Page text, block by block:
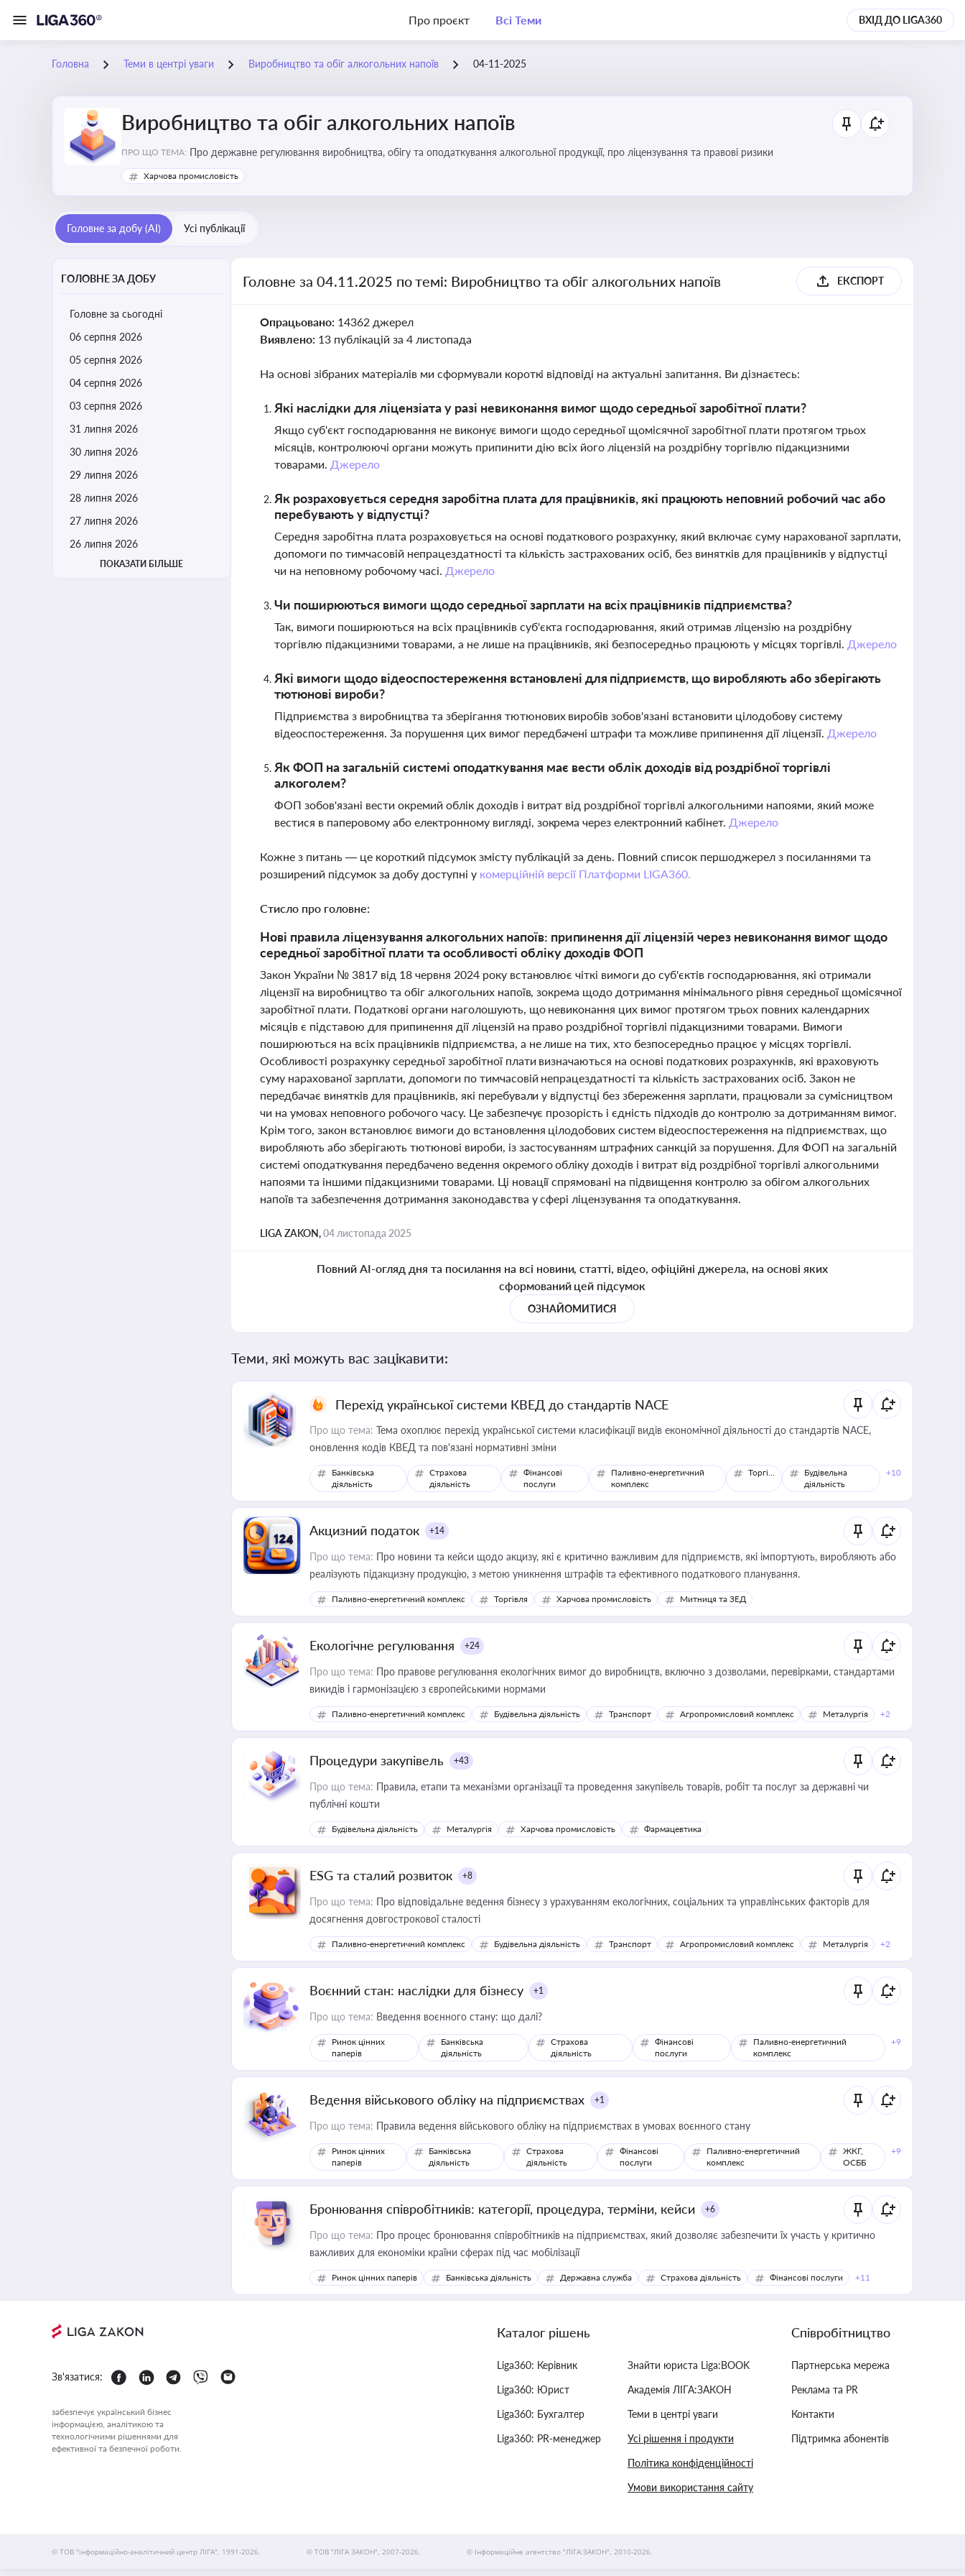
Про проєкт Всі Теми ВХІД ДО LIGA360
Головна Теми в центрі уваги Виробництво та обіг алкогольних напоїв 04-11-2025
Виробництво та обіг алкогольних напоїв
ПРО ЩО ТЕМА: Про державне регулювання виробництва, обігу та оподаткування алкогольної продукції, про ліцензування та правові ризики
Харчова промисловість
Головне за добу (AI) Усі публікації
ГОЛОВНЕ ЗА ДОБУ
Головне за сьогодні
06 серпня 2026
05 серпня 2026
04 серпня 2026
03 серпня 2026
31 липня 2026
30 липня 2026
29 липня 2026
28 липня 2026
27 липня 2026
26 липня 2026
ПОКАЗАТИ БІЛЬШЕ
Головне за 04.11.2025 по темі: Виробництво та обіг алкогольних напоїв ЕКСПОРТ
Опрацьовано: 14362 джерел
Виявлено: 13 публікацій за 4 листопада
На основі зібраних матеріалів ми сформували короткі відповіді на актуальні запитання. Ви дізнаєтесь:
Які наслідки для ліцензіата у разі невиконання вимог щодо середньої заробітної плати?
Якщо суб'єкт господарювання не виконує вимоги щодо середньої щомісячної заробітної плати протягом трьох
місяців, контролюючі органи можуть припинити дію всіх його ліцензій на роздрібну торгівлю підакцизними
товарами. Джерело
Як розраховується середня заробітна плата для працівників, які працюють неповний робочий час або
перебувають у відпустці?
Середня заробітна плата розраховується на основі податкового розрахунку, який включає суму нарахованої зарплати,
допомоги по тимчасовій непрацездатності та кількість застрахованих осіб, без винятків для працівників у відпустці
чи на неповному робочому часі. Джерело
Чи поширюються вимоги щодо середньої зарплати на всіх працівників підприємства?
Так, вимоги поширюються на всіх працівників суб'єкта господарювання, який отримав ліцензію на роздрібну
торгівлю підакцизними товарами, а не лише на працівників, які безпосередньо працюють у місцях торгівлі. Джерело
Які вимоги щодо відеоспостереження встановлені для підприємств, що виробляють або зберігають
тютюнові вироби?
Підприємства з виробництва та зберігання тютюнових виробів зобов'язані встановити цілодобову систему
відеоспостереження. За порушення цих вимог передбачені штрафи та можливе припинення дії ліцензії. Джерело
Як ФОП на загальній системі оподаткування має вести облік доходів від роздрібної торгівлі
алкоголем?
ФОП зобов'язані вести окремий облік доходів і витрат від роздрібної торгівлі алкогольними напоями, який може
вестися в паперовому або електронному вигляді, зокрема через електронний кабінет. Джерело
Кожне з питань — це короткий підсумок змісту публікацій за день. Повний список першоджерел з посиланнями та
розширений підсумок за добу доступні у комерційній версії Платформи LIGA360.
Стисло про головне:
Нові правила ліцензування алкогольних напоїв: припинення дії ліцензій через невиконання вимог щодо
середньої заробітної плати та особливості обліку доходів ФОП
Закон України № 3817 від 18 червня 2024 року встановлює чіткі вимоги до суб'єктів господарювання, які отримали
ліцензії на виробництво та обіг алкогольних напоїв, зокрема щодо дотримання мінімального рівня середньої щомісячної
заробітної плати. Податкові органи наголошують, що невиконання цих вимог протягом трьох повних календарних
місяців є підставою для припинення дії ліцензій на право роздрібної торгівлі підакцизними товарами. Вимоги
поширюються на всіх працівників підприємства, а не лише на тих, хто безпосередньо працює у місцях торгівлі.
Особливості розрахунку середньої заробітної плати визначаються на основі податкових розрахунків, які враховують
суму нарахованої зарплати, допомоги по тимчасовій непрацездатності та кількість застрахованих осіб. Закон не
передбачає винятків для працівників, які перебували у відпустці без збереження зарплати, працювали за сумісництвом
чи на умовах неповного робочого часу. Це забезпечує прозорість і єдність підходів до контролю за дотриманням вимог.
Крім того, закон встановлює вимоги до встановлення цілодобових систем відеоспостереження на підприємствах, що
виробляють або зберігають тютюнові вироби, із застосуванням штрафних санкцій за порушення. Для ФОП на загальній
системі оподаткування передбачено ведення окремого обліку доходів і витрат від роздрібної торгівлі алкогольними
напоями та іншими підакцизними товарами. Ці новації спрямовані на підвищення контролю за обігом алкогольних
напоїв та забезпечення дотримання законодавства у сфері ліцензування та оподаткування.
LIGA ZAKON,04 листопада 2025
Повний AI-огляд дня та посилання на всі новини, статті, відео, офіційні джерела, на основі яких
сформований цей підсумок
ОЗНАЙОМИТИСЯ
Теми, які можуть вас зацікавити:
Перехід української системи КВЕД до стандартів NACE
Про що тема: Тема охоплює перехід української системи класифікації видів економічної діяльності до стандартів NACE,
оновлення кодів КВЕД та пов'язані нормативні зміни
Банківська
діяльність
Страхова
діяльність
Фінансові
послуги
Паливно-енергетичний
комплекс
Торгівля
Будівельна
діяльність
+10
Акцизний податок +14
Про що тема: Про новини та кейси щодо акцизу, які є критично важливим для підприємств, які імпортують, виробляють або
реалізують підакцизну продукцію, з метою уникнення штрафів та ефективного податкового планування.
Паливно-енергетичний комплекс Торгівля Харчова промисловість Митниця та ЗЕД
Екологічне регулювання +24
Про що тема: Про правове регулювання екологічних вимог до виробництв, включно з дозволами, перевірками, стандартами
викидів і гармонізацією з європейськими нормами
Паливно-енергетичний комплекс Будівельна діяльність Транспорт Агропромисловий комплекс Металургія +2
Процедури закупівель +43
Про що тема: Правила, етапи та механізми організації та проведення закупівель товарів, робіт та послуг за державні чи
публічні кошти
Будівельна діяльність Металургія Харчова промисловість Фармацевтика
ESG та сталий розвиток +8
Про що тема: Про відповідальне ведення бізнесу з урахуванням екологічних, соціальних та управлінських факторів для
досягнення довгострокової сталості
Паливно-енергетичний комплекс Будівельна діяльність Транспорт Агропромисловий комплекс Металургія +2
Воєнний стан: наслідки для бізнесу +1
Про що тема: Введення воєнного стану: що далі?
Ринок цінних
паперів
Банківська
діяльність
Страхова
діяльність
Фінансові
послуги
Паливно-енергетичний
комплекс
+9
Ведення військового обліку на підприємствах +1
Про що тема: Правила ведення військового обліку на підприємствах в умовах воєнного стану
Ринок цінних
паперів
Банківська
діяльність
Страхова
діяльність
Фінансові
послуги
Паливно-енергетичний
комплекс
ЖКГ,
ОСББ
+9
Бронювання співробітників: категорії, процедура, терміни, кейси +6
Про що тема: Про процес бронювання співробітників на підприємствах, який дозволяє забезпечити їх участь у критично
важливих для економіки країни сферах під час мобілізації
Ринок цінних паперів Банківська діяльність Державна служба Страхова діяльність Фінансові послуги +11
Зв'язатися:
забезпечує український бізнес
інформацією, аналітикою та
технологічними рішеннями для
ефективної та безпечної роботи.
Каталог рішень
Liga360: Керівник
Liga360: Юрист
Liga360: Бухгалтер
Liga360: PR-менеджер
Знайти юриста Liga:BOOK
Академія ЛІГА:ЗАКОН
Теми в центрі уваги
Усі рішення і продукти
Політика конфіденційності
Умови використання сайту
Співробітництво
Партнерська мережа
Реклама та PR
Контакти
Підтримка абонентів
© ТОВ "інформаційно-аналітичний центр ЛІГА", 1991-2026. © ТОВ "ЛІГА ЗАКОН", 2007-2026. © Інформаційне агентство "ЛІГА:ЗАКОН", 2010-2026.